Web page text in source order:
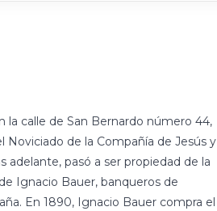
la calle de San Bernardo número 44,
Noviciado de la Compañía de Jesús y
adelante, pasó a ser propiedad de la
Ignacio Bauer, banqueros de
En 1890, Ignacio Bauer compra el